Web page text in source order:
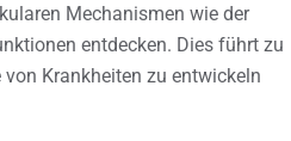
Mechanismen wie der
entdecken. Dies führt zu
Krankheiten zu entwickeln